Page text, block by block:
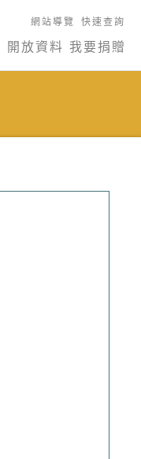
網站導覽 快速查詢
開放資料 我要捐贈